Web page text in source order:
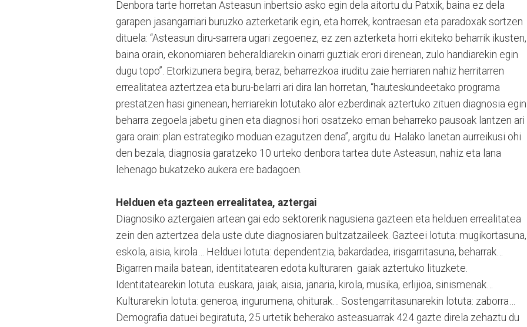
Denbora tarte horretan Asteasun inbertsio asko egin dela aitortu du Patxik, baina ez dela
garapen jasangarriari buruzko azterketarik egin, eta horrek, kontraesan eta paradoxak sortzen
dituela: “Asteasun diru-sarrera ugari zegoenez, ez zen azterketa horri ekiteko beharrik ikusten,
baina orain, ekonomiaren beheraldiarekin oinarri guztiak erori direnean, zulo handiarekin egin
dugu topo”. Etorkizunera begira, beraz, beharrezkoa iruditu zaie herriaren nahiz herritarren
errealitatea aztertzea eta buru-belarri ari dira lan horretan, “hauteskundeetako programa
prestatzen hasi ginenean, herriarekin lotutako alor ezberdinak aztertuko zituen diagnosia egin
beharra zegoela jabetu ginen eta diagnosi hori osatzeko eman beharreko pausoak lantzen ari
gara orain: plan estrategiko moduan ezagutzen dena”, argitu du. Halako lanetan aurreikusi ohi
den bezala, diagnosia garatzeko 10 urteko denbora tartea dute Asteasun, nahiz eta lana
lehenago bukatzeko aukera ere badagoen.
Helduen eta gazteen errealitatea, aztergai
Diagnosiko aztergaien artean gai edo sektorerik nagusiena gazteen eta helduen errealitatea
zein den aztertzea dela uste dute diagnosiaren bultzatzaileek. Gazteei lotuta: mugikortasuna,
eskola, aisia, kirola… Helduei lotuta: dependentzia, bakardadea, irisgarritasuna, beharrak…
Bigarren maila batean, identitatearen edota kulturaren gaiak aztertuko lituzkete.
Identitatearekin lotuta: euskara, jaiak, aisia, janaria, kirola, musika, erlijioa, sinismenak…
Kulturarekin lotuta: generoa, ingurumena, ohiturak… Sostengarritasunarekin lotuta: zaborra…
Demografia datuei begiratuta, 25 urtetik beherako asteasuarrak 424 gazte direla zehaztu du